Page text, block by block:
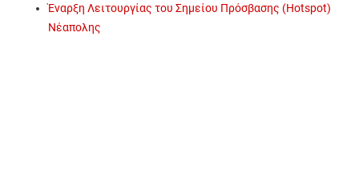
Έναρξη Λειτουργίας του Σημείου Πρόσβασης (Hotspot)
Νέαπολης